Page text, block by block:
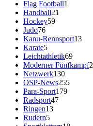
Flag Football1
Handball21
Hockey59
Judo76
Kanu-Rennsport13
Karate5
Leichtathletik69
Moderner Fünfkampf2
Netzwerk130
OSP-News255
Para-Sport179
Radsport47
Ringen13
Rudern5